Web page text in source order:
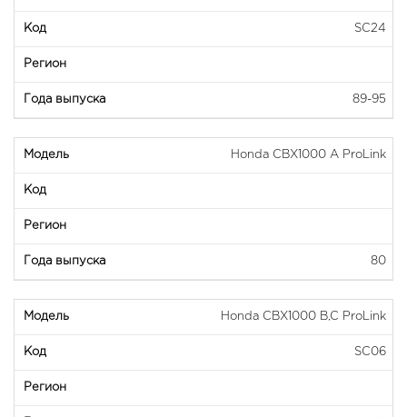
SC24
89-95
Honda CBX1000 A ProLink
80
Honda CBX1000 B,C ProLink
SC06